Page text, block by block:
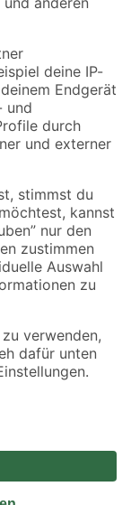
Angebote sind unter
beziehen
hier